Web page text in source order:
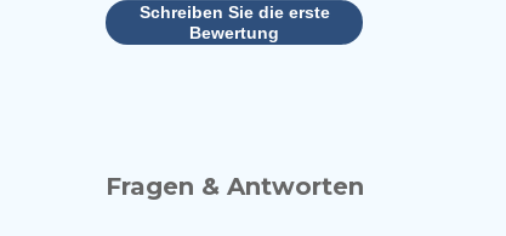
Schreiben Sie die erste
Bewertung
Fragen & Antworten